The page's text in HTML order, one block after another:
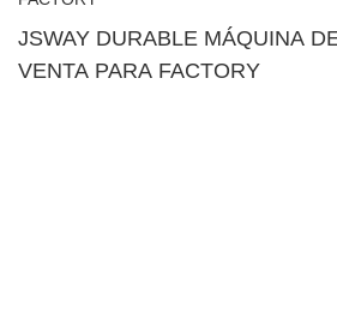
JSWAY DURABLE MÁQUINA
VENTA PARA FACTORY